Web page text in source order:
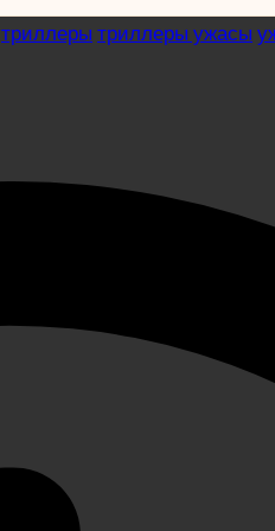
триллеры триллеры ужасы